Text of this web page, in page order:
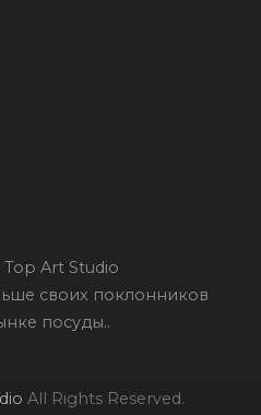
Art Studio
своих поклонников
посуды..
All Rights Reserved.